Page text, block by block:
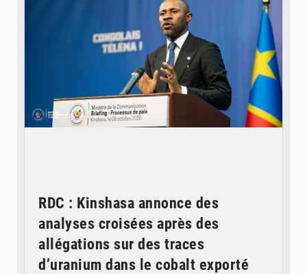
RDC : Kinshasa annonce des
analyses croisées après des
allégations sur des traces
d’uranium dans le cobalt exporté